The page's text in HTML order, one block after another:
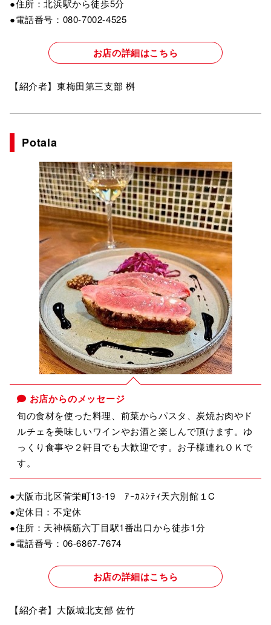
●住所：北浜駅から徒歩5分
●電話番号：080-7002-4525
お店の詳細はこちら
【紹介者】東梅田第三支部 桝
Potala
お店からのメッセージ
旬の食材を使った料理、前菜からパスタ、炭焼お肉やド
ルチェを美味しいワインやお酒と楽しんで頂けます。ゆ
っくり食事や２軒目でも大歓迎です。お子様連れＯＫで
す。
●大阪市北区菅栄町13-19 ｱｰｶｽｼﾃｨ天六別館１C
●定休日：不定休
●住所：天神橋筋六丁目駅1番出口から徒歩1分
●電話番号：06-6867-7674
お店の詳細はこちら
【紹介者】大阪城北支部 佐竹